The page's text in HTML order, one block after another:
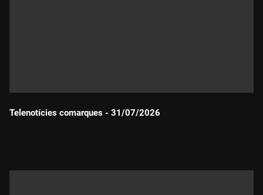
Telenotícies comarques - 31/07/2026